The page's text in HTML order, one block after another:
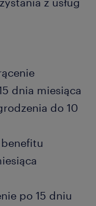
dnia miesiąca
do 10
po 15 dniu